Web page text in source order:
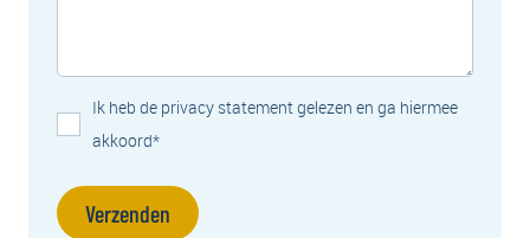
Ik heb de privacy statement gelezen en ga hiermee
akkoord*
Verzenden